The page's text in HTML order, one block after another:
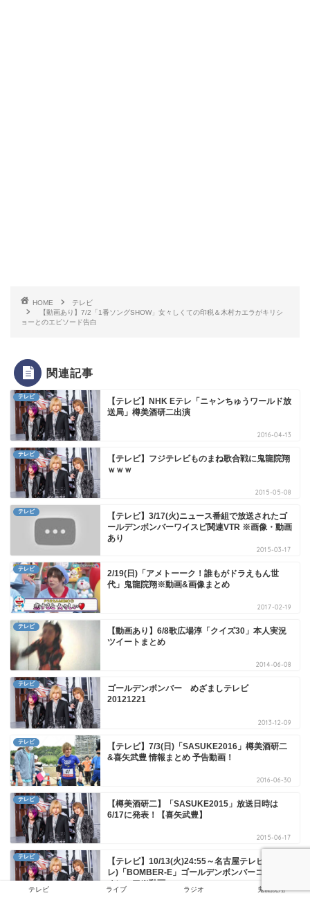
HOME
テレビ
【動画あり】7/2「1番ソングSHOW」女々しくての印税＆木村カエラがキリシ
ョーとのエピソード告白
関連記事
テレビ
【テレビ】NHK Eテレ「ニャンちゅうワールド放
送局」樽美酒研二出演
2016-04-13
テレビ
【テレビ】フジテレビものまね歌合戦に鬼龍院翔
ｗｗｗ
2015-05-08
テレビ
【テレビ】3/17(火)ニュース番組で放送されたゴ
ールデンボンバーワイスピ関連VTR ※画像・動画
あり
2015-03-17
テレビ
2/19(日)「アメトーーク！誰もがドラえもん世
代」鬼龍院翔※動画&画像まとめ
2017-02-19
テレビ
【動画あり】6/8歌広場淳「クイズ30」本人実況
ツイートまとめ
2014-06-08
テレビ
ゴールデンボンバー めざましテレビ
20121221
2013-12-09
テレビ
【テレビ】7/3(日)「SASUKE2016」樽美酒研二
&喜矢武豊 情報まとめ 予告動画！
2016-06-30
テレビ
【樽美酒研二】「SASUKE2015」放送日時は
6/17に発表！【喜矢武豊】
2015-06-17
テレビ
【テレビ】10/13(火)24:55～名古屋テレビ(メ～テ
レ)「BOMBER-E」ゴールデンボンバーコメント
オンエア※動画
2015-10-14
テレビ ライブ ラジオ 鬼龍院翔